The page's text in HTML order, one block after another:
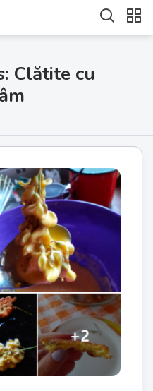
Clătite cu